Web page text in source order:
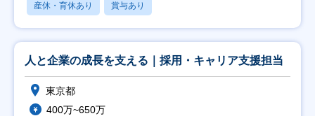
産休・育休あり 賞与あり
人と企業の成長を支える｜採用・キャリア支援担当
東京都
400万~650万